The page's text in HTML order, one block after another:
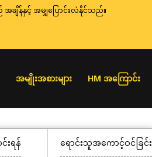
ျိန်နှင့် အမျှပြောင်းလဲနိုင်သည်။
အမျိုးအစားများ HM အကြောင်း
းရန် ရောင်းသူအကောင့်ဝင်ခြင်း